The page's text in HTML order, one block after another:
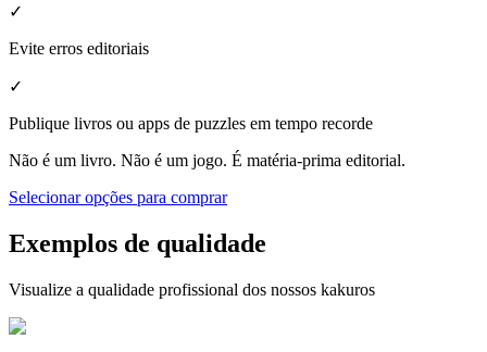
✓
Evite erros editoriais
✓
Publique livros ou apps de puzzles em tempo recorde
Não é um livro. Não é um jogo. É matéria-prima editorial.
Selecionar opções para comprar
Exemplos de qualidade
Visualize a qualidade profissional dos nossos kakuros